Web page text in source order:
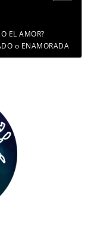
EL AMOR?
o ENAMORADA